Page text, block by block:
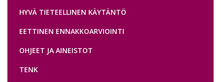
HYVÄ TIETEELLINEN KÄYTÄNTÖ
EETTINEN ENNAKKOARVIOINTI
OHJEET JA AINEISTOT
TENK